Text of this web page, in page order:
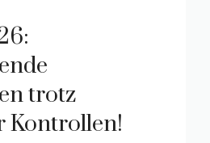
trotz
Kontrollen!